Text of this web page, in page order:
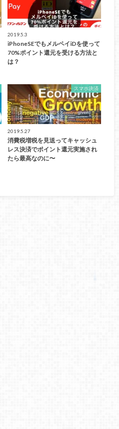
2019.5.3
iPhoneSEでもメルペイiDを使って
70%ポイント還元を受ける方法と
は？
スマホ決済
2019.5.27
消費税増税を見送ってキャッシュ
レス決済でポイント還元実施され
たら最高なのに〜